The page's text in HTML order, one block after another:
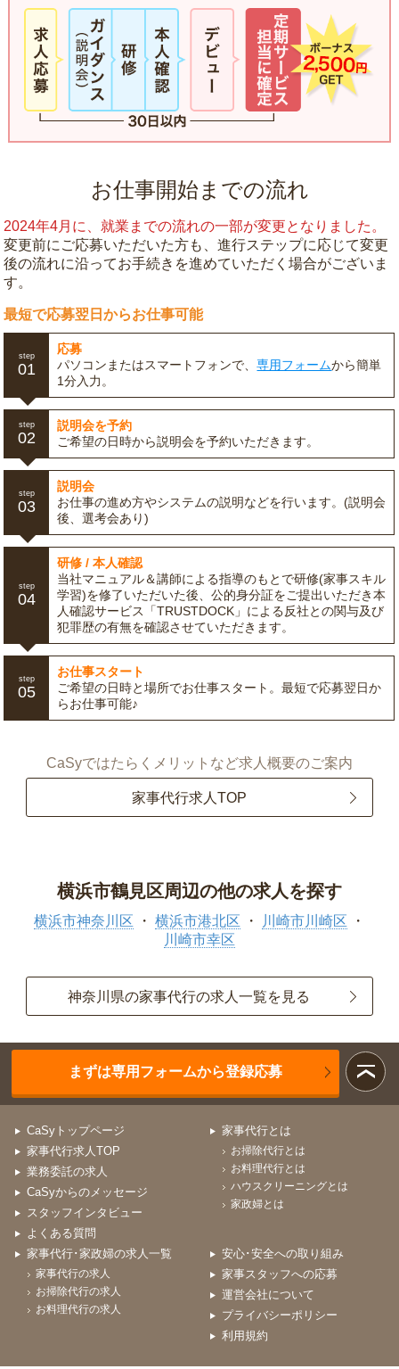
お仕事開始までの流れ
2024年4月に、就業までの流れの一部が変更となりました。
変更前にご応募いただいた方も、進行ステップに応じて変更
後の流れに沿ってお手続きを進めていただく場合がございま
す。
最短で応募翌日からお仕事可能
step
01
応募
パソコンまたはスマートフォンで、専用フォームから簡単
1分入力。
step
02
説明会を予約
ご希望の日時から説明会を予約いただきます。
step
03
説明会
お仕事の進め方やシステムの説明などを行います。(説明会
後、選考会あり)
step
04
研修 / 本人確認
当社マニュアル＆講師による指導のもとで研修(家事スキル
学習)を修了いただいた後、公的身分証をご提出いただき本
人確認サービス「TRUSTDOCK」による反社との関与及び
犯罪歴の有無を確認させていただきます。
step
05
お仕事スタート
ご希望の日時と場所でお仕事スタート。最短で応募翌日か
らお仕事可能♪
CaSyではたらくメリットなど求人概要のご案内
家事代行求人TOP
横浜市鶴見区周辺の他の求人を探す
横浜市神奈川区 横浜市港北区
川崎市川崎区
川崎市幸区
神奈川県の家事代行の求人一覧を見る
まずは専用フォームから登録応募
CaSyトップページ
家事代行求人TOP
業務委託の求人
CaSyからのメッセージ
スタッフインタビュー
よくある質問
家事代行とは
お掃除代行とは
お料理代行とは
ハウスクリーニングとは
家政婦とは
家事代行･家政婦の求人一覧
家事代行の求人
お掃除代行の求人
お料理代行の求人
安心･安全への取り組み
家事スタッフへの応募
運営会社について
プライバシーポリシー
利用規約